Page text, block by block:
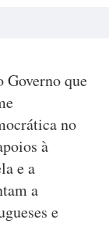
Governo que
no
à
e a
a
e